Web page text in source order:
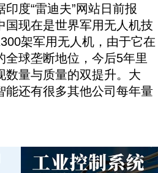
度“雷迪夫”网站日前报
国现在是世界军用无人机技
架军用无人机，由于它在
全球垄断地位，今后5年里
数量与质量的双提升。大
能还有很多其他公司每年量